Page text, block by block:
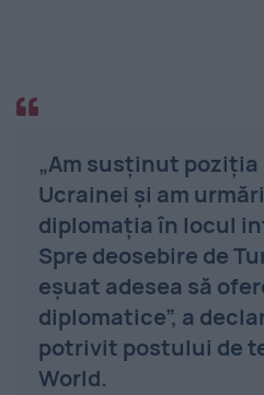
„Am susținut
Ucrainei și am
diplomația în locul
Spre deosebire de
eșuat adesea să
diplomatice”, a
potrivit postului de
World.